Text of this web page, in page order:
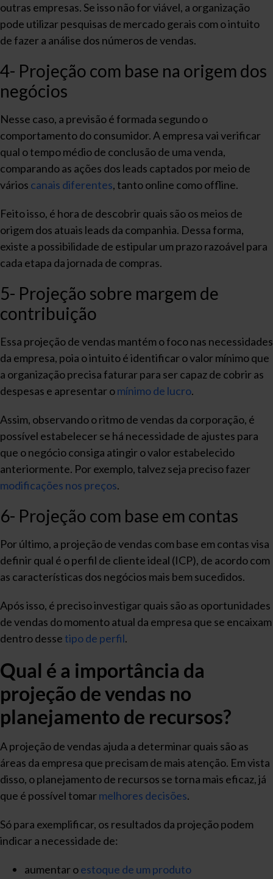
outras empresas. Se isso não for viável, a organização
pode utilizar pesquisas de mercado gerais com o intuito
de fazer a análise dos números de vendas.
4- Projeção com base na origem dos
negócios
Nesse caso, a previsão é formada segundo o
comportamento do consumidor. A empresa vai verificar
qual o tempo médio de conclusão de uma venda,
comparando as ações dos leads captados por meio de
vários canais diferentes, tanto online como offline.
Feito isso, é hora de descobrir quais são os meios de
origem dos atuais leads da companhia. Dessa forma,
existe a possibilidade de estipular um prazo razoável para
cada etapa da jornada de compras.
5- Projeção sobre margem de
contribuição
Essa projeção de vendas mantém o foco nas necessidades
da empresa, poia o intuito é identificar o valor mínimo que
a organização precisa faturar para ser capaz de cobrir as
despesas e apresentar omínimo de lucro.
Assim, observando o ritmo de vendas da corporação, é
possível estabelecer se há necessidade de ajustes para
que o negócio consiga atingir o valor estabelecido
anteriormente. Por exemplo, talvez seja preciso fazer
modificações nos preços.
6- Projeção com base em contas
Por último, a projeção de vendas com base em contas visa
definir qual é o perfil de cliente ideal (ICP), de acordo com
as características dos negócios mais bem sucedidos.
Após isso, é preciso investigar quais são as oportunidades
de vendas do momento atual da empresa que se encaixam
dentro desse tipo de perfil.
Qual é a importância da
projeção de vendas no
planejamento de recursos?
A projeção de vendas ajuda a determinar quais são as
áreas da empresa que precisam de mais atenção. Em vista
disso, o planejamento de recursos se torna mais eficaz, já
que é possível tomarmelhores decisões.
Só para exemplificar, os resultados da projeção podem
indicar a necessidade de:
aumentar oestoque de um produto